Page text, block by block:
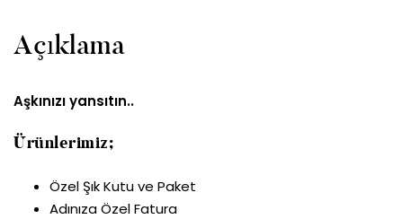
Açıklama
Aşkınızı yansıtın..
Ürünlerimiz;
Özel Şık Kutu ve Paket
Adınıza Özel Fatura